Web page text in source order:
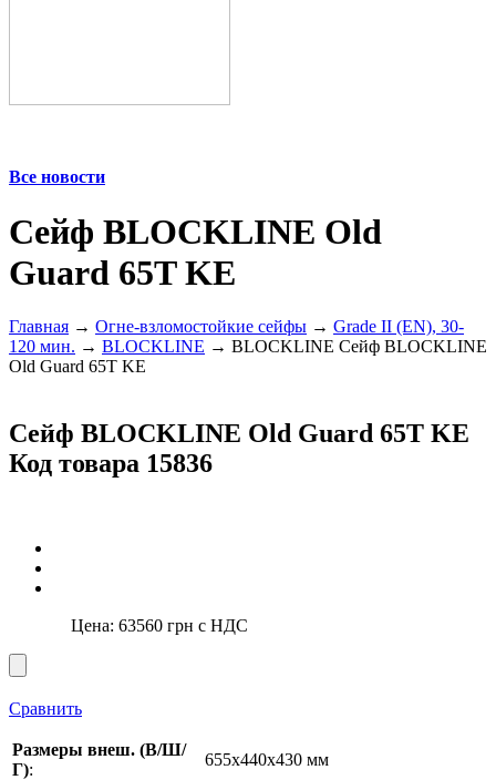
Все новости
Cейф BLOCKLINE Old
Guard 65T KE
Главная → Огне-взломостойкие сейфы → Grade II (EN), 30-
120 мин. → BLOCKLINE → BLOCKLINE Cейф BLOCKLINE
Old Guard 65T KE
Cейф BLOCKLINE Old Guard 65T KE
Код товара 15836
Цена: 63560 грн с НДС
Сравнить
Размеры внеш. (В/Ш/
Г):
655x440x430 мм